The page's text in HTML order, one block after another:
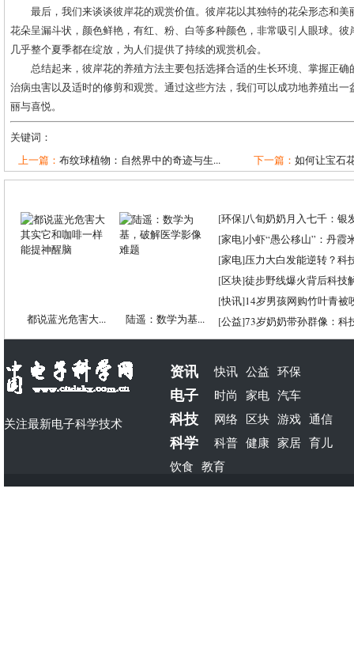
最后，我们来谈谈彼岸花的观赏价值。彼岸花以其独特的花朵形态和
花朵呈漏斗状，颜色鲜艳，有红、粉、白等多种颜色，非常吸引人眼球。
几乎整个夏季都在绽放，为人们提供了持续的观赏机会。
总结起来，彼岸花的养殖方法主要包括选择合适的生长环境、掌握正
治病虫害以及适时的修剪和观赏。通过这些方法，我们可以成功地养殖出
丽与喜悦。
关键词：
上一篇： 布纹球植物：自然界中的奇迹与生... 下一篇： 如何让宝石
都说蓝光危害大... 陆遥：数学为基...
[环保]八旬奶奶月入七千：银
[家电]小虾“愚公移山”：丹霞
[家电]压力大白发能逆转？科
[区块]徒步野线爆火背后科技
[快讯]14岁男孩网购竹叶青被
[公益]73岁奶奶带孙群像：科
关注最新电子科学技术
资讯 快讯 公益 环保
电子 时尚 家电 汽车
科技 网络 区块 游戏 通信
科学 科普 健康 家居 育儿
饮食 教育